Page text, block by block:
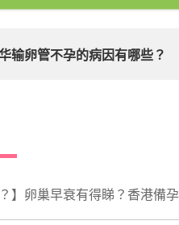
输卵管不孕的病因有哪些？
】卵巢早衰有得睇？香港備